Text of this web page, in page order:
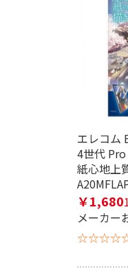
エレコム
4世代
紙心地上
￥1,680
メーカー